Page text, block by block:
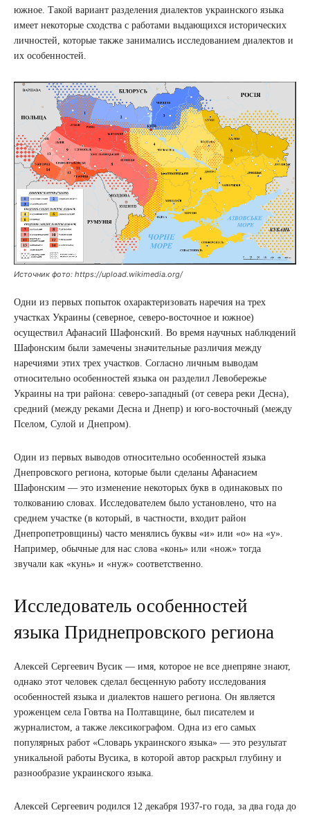
южное. Такой вариант разделения диалектов украинского языка
имеет некоторые сходства с работами выдающихся исторических
личностей, которые также занимались исследованием диалектов и
их особенностей.
Источник фото: https://upload.wikimedia.org/
Одни из первых попыток охарактеризовать наречия на трех
участках Украины (северное, северо-восточное и южное)
осуществил Афанасий Шафонский. Во время научных наблюдений
Шафонским были замечены значительные различия между
наречиями этих трех участков. Согласно личным выводам
относительно особенностей языка он разделил Левобережье
Украины на три района: северо-западный (от севера реки Десна),
средний (между реками Десна и Днепр) и юго-восточный (между
Пселом, Сулой и Днепром).
Один из первых выводов относительно особенностей языка
Днепровского региона, которые были сделаны Афанасием
Шафонским — это изменение некоторых букв в одинаковых по
толкованию словах. Исследователем было установлено, что на
среднем участке (в который, в частности, входит район
Днепропетровщины) часто менялись буквы «и» или «о» на «у».
Например, обычные для нас слова «конь» или «нож» тогда
звучали как «кунь» и «нуж» соответственно.
Исследователь особенностей
языка Приднепровского региона
Алексей Сергеевич Вусик — имя, которое не все днепряне знают,
однако этот человек сделал бесценную работу исследования
особенностей языка и диалектов нашего региона. Он является
уроженцем села Говтва на Полтавщине, был писателем и
журналистом, а также лексикографом. Одна из его самых
популярных работ «Словарь украинского языка» — это результат
уникальной работы Вусика, в которой автор раскрыл глубину и
разнообразие украинского языка.
Алексей Сергеевич родился 12 декабря 1937-го года, за два года до